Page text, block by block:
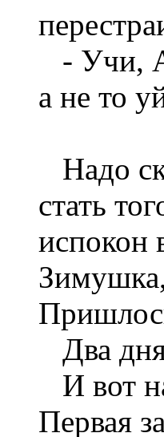
- Учи,
а не то
Надо
стать
испокон
Зимушка,
Два
И вот
Первая